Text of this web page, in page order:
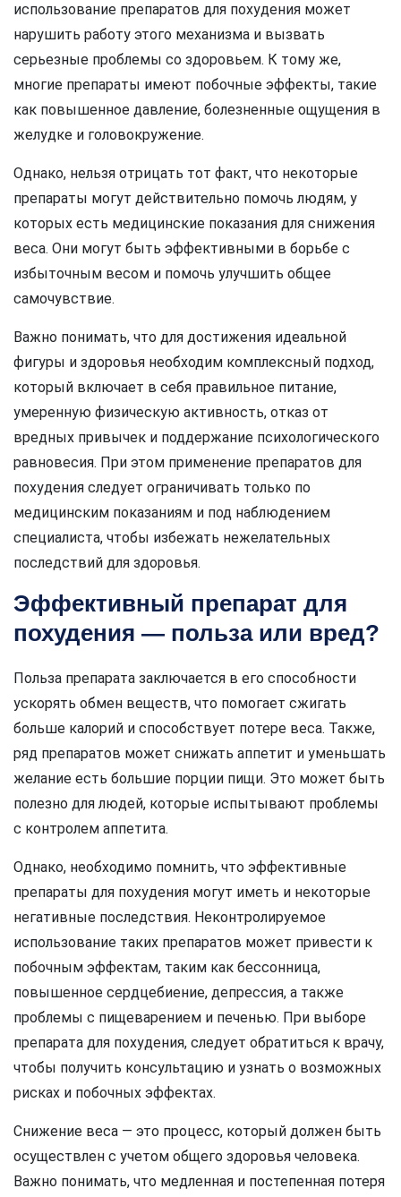
использование препаратов для похудения может
нарушить работу этого механизма и вызвать
серьезные проблемы со здоровьем. К тому же,
многие препараты имеют побочные эффекты, такие
как повышенное давление, болезненные ощущения в
желудке и головокружение.
Однако, нельзя отрицать тот факт, что некоторые
препараты могут действительно помочь людям, у
которых есть медицинские показания для снижения
веса. Они могут быть эффективными в борьбе с
избыточным весом и помочь улучшить общее
самочувствие.
Важно понимать, что для достижения идеальной
фигуры и здоровья необходим комплексный подход,
который включает в себя правильное питание,
умеренную физическую активность, отказ от
вредных привычек и поддержание психологического
равновесия. При этом применение препаратов для
похудения следует ограничивать только по
медицинским показаниям и под наблюдением
специалиста, чтобы избежать нежелательных
последствий для здоровья.
Эффективный препарат для
похудения — польза или вред?
Польза препарата заключается в его способности
ускорять обмен веществ, что помогает сжигать
больше калорий и способствует потере веса. Также,
ряд препаратов может снижать аппетит и уменьшать
желание есть большие порции пищи. Это может быть
полезно для людей, которые испытывают проблемы
с контролем аппетита.
Однако, необходимо помнить, что эффективные
препараты для похудения могут иметь и некоторые
негативные последствия. Неконтролируемое
использование таких препаратов может привести к
побочным эффектам, таким как бессонница,
повышенное сердцебиение, депрессия, а также
проблемы с пищеварением и печенью. При выборе
препарата для похудения, следует обратиться к врачу,
чтобы получить консультацию и узнать о возможных
рисках и побочных эффектах.
Снижение веса — это процесс, который должен быть
осуществлен с учетом общего здоровья человека.
Важно понимать, что медленная и постепенная потеря